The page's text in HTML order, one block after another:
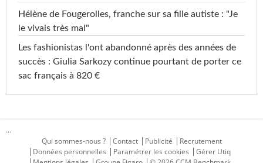
Hélène de Fougerolles, franche sur sa fille autiste : "Je
le vivais très mal"
Les fashionistas l'ont abandonné après des années de
succès : Giulia Sarkozy continue pourtant de porter ce
sac français à 820 €
...
Qui sommes-nous ?
Contact Publicité
Recrutement
Données personnelles
Paramétrer les cookies
Gérer Utiq